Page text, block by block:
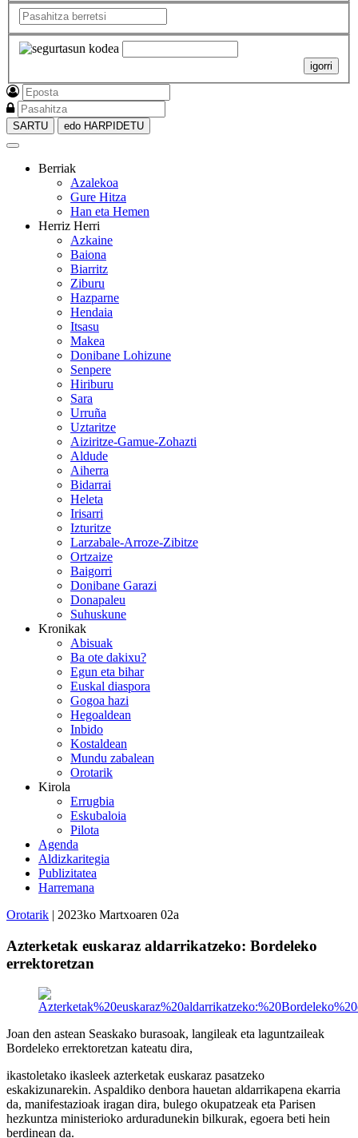
igorri
SARTU edo HARPIDETU
Berriak
Azalekoa
Gure Hitza
Han eta Hemen
Herriz Herri
Azkaine
Baiona
Biarritz
Ziburu
Hazparne
Hendaia
Itsasu
Makea
Donibane Lohizune
Senpere
Hiriburu
Sara
Urruña
Uztaritze
Aiziritze-Gamue-Zohazti
Aldude
Aiherra
Bidarrai
Heleta
Irisarri
Izturitze
Larzabale-Arroze-Zibitze
Ortzaize
Baigorri
Donibane Garazi
Donapaleu
Suhuskune
Kronikak
Abisuak
Ba ote dakixu?
Egun eta bihar
Euskal diaspora
Gogoa hazi
Hegoaldean
Inbido
Kostaldean
Mundu zabalean
Orotarik
Kirola
Errugbia
Eskubaloia
Pilota
Agenda
Aldizkaritegia
Publizitatea
Harremana
Orotarik | 2023ko Martxoaren 02a
Azterketak euskaraz aldarrikatzeko: Bordeleko
errektoretzan
Joan den astean Seaskako burasoak, langileak eta laguntzaileak
Bordeleko errektoretzan kateatu dira,
ikastoletako ikasleek azterketak euskaraz pasatzeko
eskakizunarekin. Aspaldiko denbora hauetan aldarrikapena ekarria
da, manifestazioak iragan dira, bulego okupatzeak eta Parisen
hezkuntza ministerioko arduradunekin bilkurak, egoera beti hein
berdinean da.